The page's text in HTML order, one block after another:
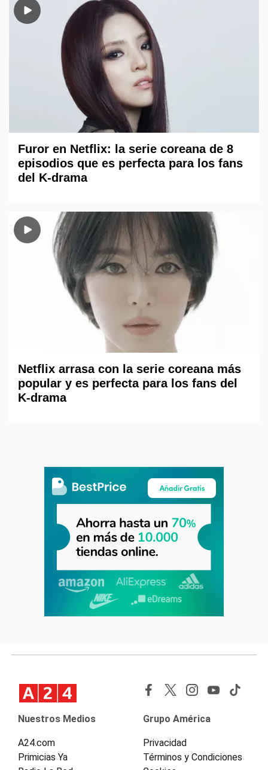
Furor en Netflix: la serie coreana de 8
episodios que es perfecta para los fans
del K-drama
Netflix arrasa con la serie coreana más
popular y es perfecta para los fans del
K-drama
Nuestros Medios
A24.com
Primicias Ya
Grupo América
Privacidad
Términos y Condiciones